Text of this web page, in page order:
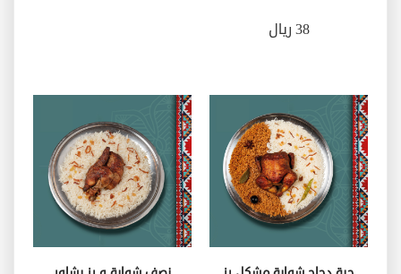
38 ريال